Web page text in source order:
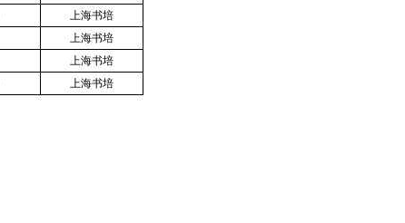
上海书培
上海书培
上海书培
上海书培